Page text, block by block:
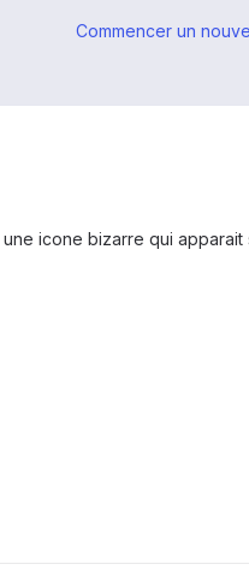
Commencer un
icone bizarre qui apparait